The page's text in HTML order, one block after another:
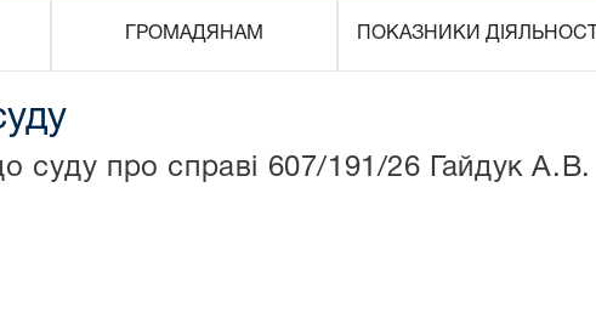
ГРОМАДЯНАМ ПОКАЗНИКИ ДІЯЛЬНОСТІ
суду про справі 607/191/26 Гайдук А.В.